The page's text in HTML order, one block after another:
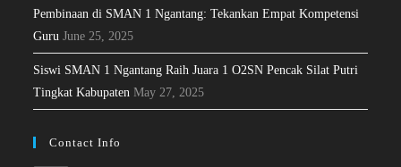
Pembinaan di SMAN 1 Ngantang: Tekankan Empat Kompetensi
Guru June 25, 2025
Siswi SMAN 1 Ngantang Raih Juara 1 O2SN Pencak Silat Putri
Tingkat Kabupaten May 27, 2025
Contact Info